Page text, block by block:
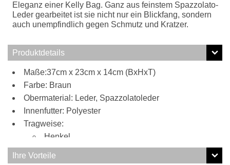
Eleganz einer Kelly Bag. Ganz aus feinstem Spazzolato-
Leder gearbeitet ist sie nicht nur ein Blickfang, sondern
auch unempfindlich gegen Schmutz und Kratzer.
Produktdetails
Maße:37cm x 23cm x 14cm (BxHxT)
Farbe: Braun
Obermaterial: Leder, Spazzolatoleder
Innenfutter: Polyester
Tragweise:
Henkel
Ihre Vorteile